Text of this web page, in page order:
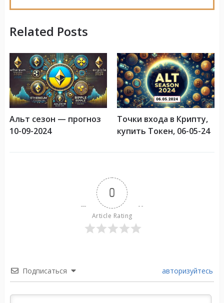
Related Posts
Альт сезон — прогноз
10-09-2024
Точки входа в Крипту,
купить Токен, 06-05-24
0
Article Rating
Подписаться авторизуйтесь